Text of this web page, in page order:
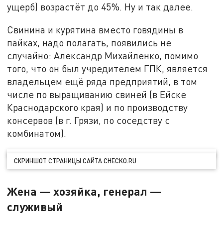
ущерб) возрастёт до 45%. Ну и так далее.
Свинина и курятина вместо говядины в
пайках, надо полагать, появились не
случайно: Александр Михайленко, помимо
того, что он был учредителем ГПК, является
владельцем ещё ряда предприятий, в том
числе по выращиванию свиней (в Ейске
Краснодарского края) и по производству
консервов (в г. Грязи, по соседству с
комбинатом).
СКРИНШОТ СТРАНИЦЫ САЙТА CHECKO.RU
Жена — хозяйка, генерал —
служивый